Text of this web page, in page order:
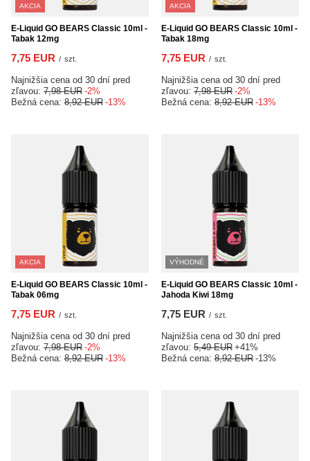
AKCIA
E-Liquid GO BEARS Classic 10ml -
Tabak 12mg
7,75 EUR / szt.
Najnižšia cena od 30 dní pred
zľavou: 7,98 EUR -2%
Bežná cena: 8,92 EUR -13%
AKCIA
E-Liquid GO BEARS Classic 10ml -
Tabak 18mg
7,75 EUR / szt.
Najnižšia cena od 30 dní pred
zľavou: 7,98 EUR -2%
Bežná cena: 8,92 EUR -13%
AKCIA
E-Liquid GO BEARS Classic 10ml -
Tabak 06mg
7,75 EUR / szt.
Najnižšia cena od 30 dní pred
zľavou: 7,98 EUR -2%
Bežná cena: 8,92 EUR -13%
VÝHODNÉ
E-Liquid GO BEARS Classic 10ml -
Jahoda Kiwi 18mg
7,75 EUR / szt.
Najnižšia cena od 30 dní pred
zľavou: 5,49 EUR +41%
Bežná cena: 8,92 EUR -13%